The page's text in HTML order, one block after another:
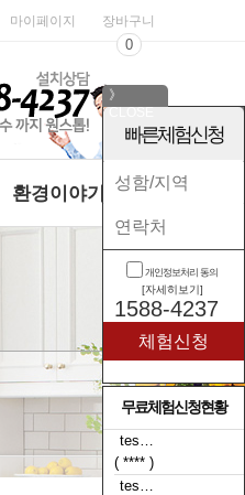
마이페이지 장바구니
0
환경이야기
》
빠른체험신청
개인정보처리 동의
[자세히보기]
1588-4237
무료체험신청현황
tes…
( **** )
tes…